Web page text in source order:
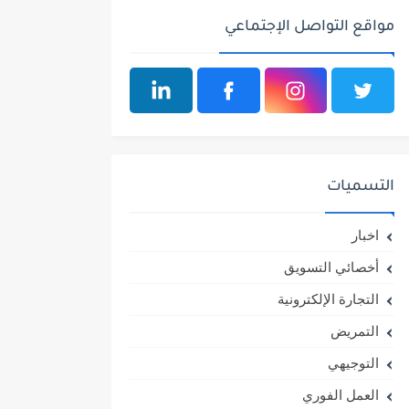
مواقع التواصل الإجتماعي
التسميات
اخبار
أخصائي التسويق
التجارة الإلكترونية
التمريض
التوجيهي
العمل الفوري